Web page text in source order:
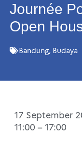
Journée
Open
Bandung, Budaya
17 September
11:00 – 17:00